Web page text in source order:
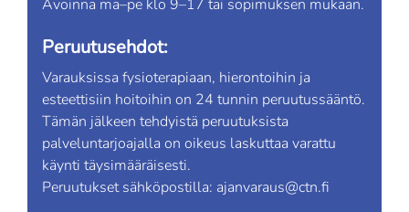
Avoinna ma–pe klo 9–17 tai sopimuksen mukaan.
Peruutusehdot:
Varauksissa fysioterapiaan, hierontoihin ja
esteettisiin hoitoihin on 24 tunnin peruutussääntö.
Tämän jälkeen tehdyistä peruutuksista
palveluntarjoajalla on oikeus laskuttaa varattu
käynti täysimääräisesti.
Peruutukset sähköpostilla: ajanvaraus@ctn.fi